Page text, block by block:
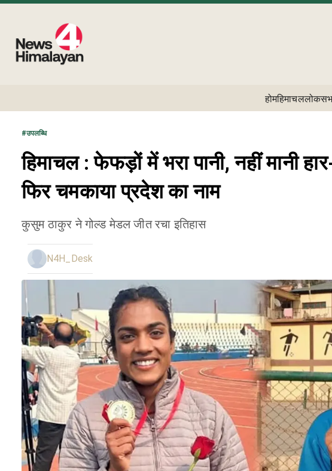
होमहिमाचल
#उपलब्धि
हिमाचल : फेफड़ों में भरा पानी, नहीं मानी
फिर चमकाया प्रदेश का नाम
कुसुम ठाकुर ने गोल्ड मेडल जीत रचा इतिहास
N4H_Desk